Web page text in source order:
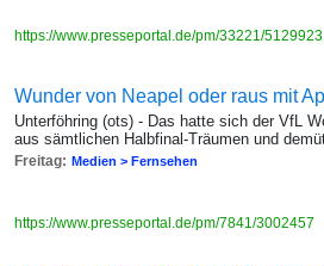
https://www.presseportal.de/pm/33221/5129923
Wunder von Neapel oder raus mit
Unterföhring (ots) - Das hatte sich der VfL
aus sämtlichen Halbfinal-Träumen und
Freitag: Medien > Fernsehen
https://www.presseportal.de/pm/7841/3002457